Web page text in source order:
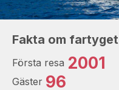
Fakta om fartyget
Första resa 2001
Gäster 96